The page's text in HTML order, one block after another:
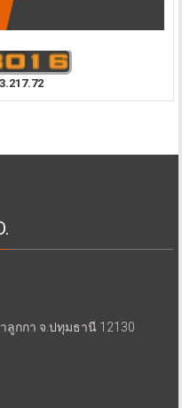
ลูกกา จ.ปทุมธานี 12130